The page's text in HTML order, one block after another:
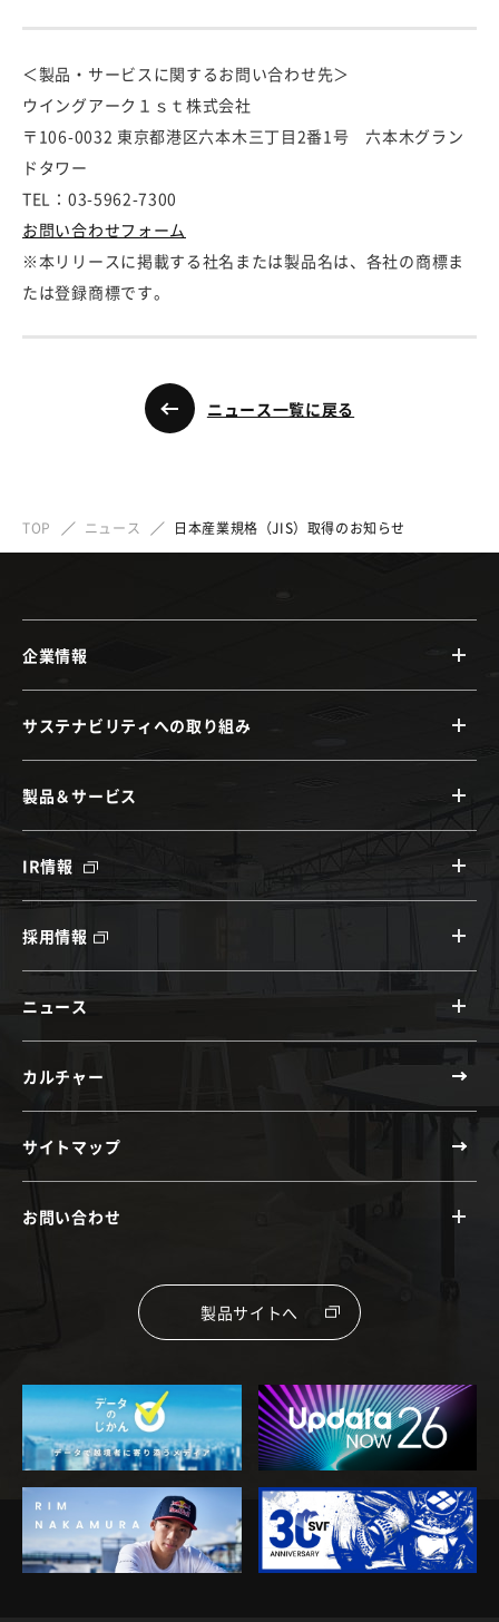
＜製品・サービスに関するお問い合わせ先＞
ウイングアーク１ｓｔ株式会社
〒106-0032 東京都港区六本木三丁目2番1号 六本木グラン
ドタワー
TEL：03-5962-7300
お問い合わせフォーム
※本リリースに掲載する社名または製品名は、各社の商標ま
たは登録商標です。
ニュース一覧に戻る
TOP ニュース 日本産業規格（JIS）取得のお知らせ
企業情報
サステナビリティへの取り組み
製品＆サービス
IR情報
採用情報
ニュース
カルチャー
サイトマップ
お問い合わせ
製品サイトへ